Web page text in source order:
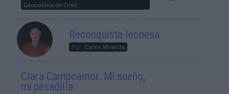
Geopolítica de Crisis
Reconquista leonesa
Por Carlos Miranda
Clara Campoamor: Mi sueño,
mi pesadilla